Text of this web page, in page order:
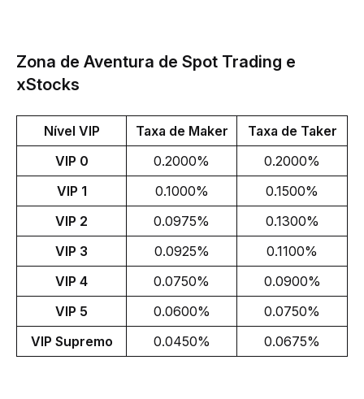
Zona de Aventura de Spot Trading e
xStocks
Nível VIP Taxa de Maker
Taxa de Taker
VIP 0
0.2000%
0.2000%
VIP 1
0.1000%
0.1500%
VIP 2
0.0975%
0.1300%
VIP 3
0.0925%
0.1100%
VIP 4
0.0750%
0.0900%
VIP 5
0.0600%
0.0750%
VIP Supremo
0.0450% 0.0675%